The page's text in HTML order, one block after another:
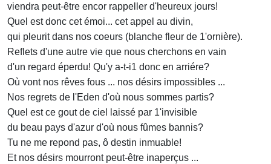
viendra peut-être encor rappeller d'heureux jours!
Quel est donc cet émoi... cet appel au divin,
qui pleurit dans nos coeurs (blanche fleur de 1'ornière).
Reflets d'une autre vie que nous cherchons en vain
d'un regard éperdu! Qu'y a-t-i1 donc en arriére?
Où vont nos rêves fous ... nos désirs impossibles ...
Nos regrets de l'Eden d'où nous sommes partis?
Quel est ce gout de ciel laissé par 1'invisible
du beau pays d'azur d'où nous fûmes bannis?
Tu ne me repond pas, ô destin inmuable!
Et nos désirs mourront peut-être inaperçus ...